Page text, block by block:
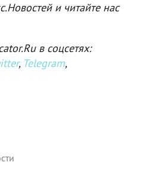
и читайте нас
в соцсетях:
, Telegram,